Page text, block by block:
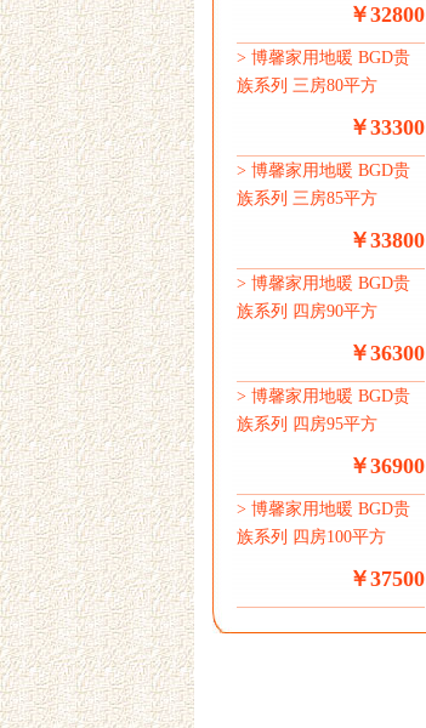
￥32800
> 博馨家用地暖 BGD贵
族系列 三房80平方
￥33300
> 博馨家用地暖 BGD贵
族系列 三房85平方
￥33800
> 博馨家用地暖 BGD贵
族系列 四房90平方
￥36300
> 博馨家用地暖 BGD贵
族系列 四房95平方
￥36900
> 博馨家用地暖 BGD贵
族系列 四房100平方
￥37500